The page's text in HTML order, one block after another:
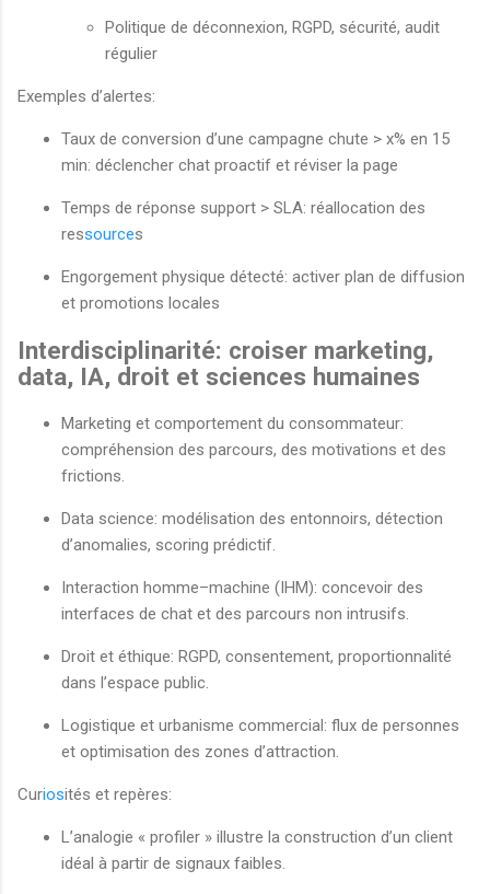
Politique de déconnexion, RGPD, sécurité, audit
régulier
Exemples d’alertes:
Taux de conversion d’une campagne chute > x% en 15
min: déclencher chat proactif et réviser la page
Temps de réponse support > SLA: réallocation des
ressources
Engorgement physique détecté: activer plan de diffusion
et promotions locales
Interdisciplinarité: croiser marketing,
data, IA, droit et sciences humaines
Marketing et comportement du consommateur:
compréhension des parcours, des motivations et des
frictions.
Data science: modélisation des entonnoirs, détection
d’anomalies, scoring prédictif.
Interaction homme–machine (IHM): concevoir des
interfaces de chat et des parcours non intrusifs.
Droit et éthique: RGPD, consentement, proportionnalité
dans l’espace public.
Logistique et urbanisme commercial: flux de personnes
et optimisation des zones d’attraction.
Curiosités et repères:
L’analogie « profiler » illustre la construction d’un client
idéal à partir de signaux faibles.